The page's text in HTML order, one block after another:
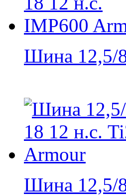
Шина 12,5/
Шина 12,5/